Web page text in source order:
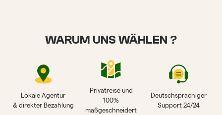
WARUM UNS WÄHLEN ?
Lokale Agentur
& direkter Bezahlung
Privatreise und
100%
maßgeschneidert
Deutschsprachiger
Support 24/24